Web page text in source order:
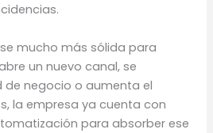
mucho más sólida para
un nuevo canal, se
negocio o aumenta el
la empresa ya cuenta con
para absorber ese